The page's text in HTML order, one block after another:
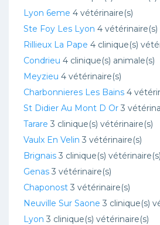
Lyon 6eme 4 vétérinaire(s)
Ste Foy Les Lyon 4 vétérinaire(s)
Rillieux La Pape 4 clinique(s)
Condrieu 4 clinique(s) animale(s)
Meyzieu 4 vétérinaire(s)
Charbonnieres Les Bains 4
St Didier Au Mont D Or 3
Tarare 3 clinique(s) vétérinaire(s)
Vaulx En Velin 3 vétérinaire(s)
Brignais 3 clinique(s) vétérinaire(s)
Genas 3 vétérinaire(s)
Chaponost 3 vétérinaire(s)
Neuville Sur Saone 3 clinique(s)
Lyon 3 clinique(s) vétérinaire(s)